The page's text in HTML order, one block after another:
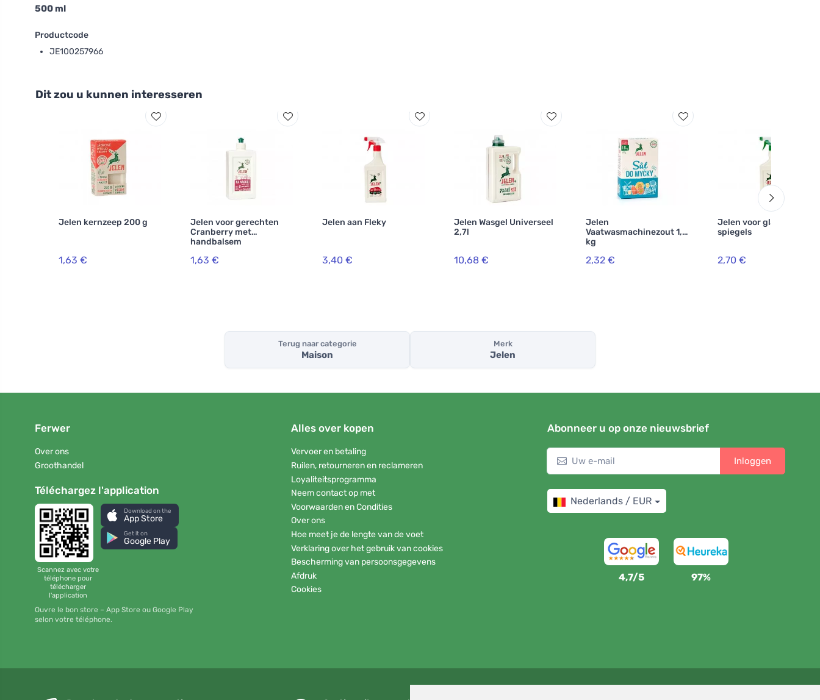
500 ml
Productcode
JE100257966
Dit zou u kunnen interesseren
Jelen kernzeep 200 g
1,63 €
Jelen voor gerechten
Cranberry met
handbalsem
1,63 €
Jelen aan Fleky
3,40 €
Jelen Wasgel Universeel
2,7l
10,68 €
Jelen
Vaatwasmachinezout 1,5
kg
2,32 €
Jelen voor glas en
spiegels
2,70 €
Terug naar categorie
Maison
Merk
Jelen
Ferwer
Over ons
Groothandel
Téléchargez l'application
Scannez avec votre
téléphone pour
télécharger
l'application
Download on the
App Store
Get it on
Google Play
Ouvre le bon store – App Store ou Google Play
selon votre téléphone.
Alles over kopen
Vervoer en betaling
Ruilen, retourneren en reclameren
Loyaliteitsprogramma
Neem contact op met
Voorwaarden en Condities
Over ons
Hoe meet je de lengte van de voet
Verklaring over het gebruik van cookies
Bescherming van persoonsgegevens
Afdruk
Cookies
Abonneer u op onze nieuwsbrief
Inloggen
Nederlands / EUR
4,7/5 97%